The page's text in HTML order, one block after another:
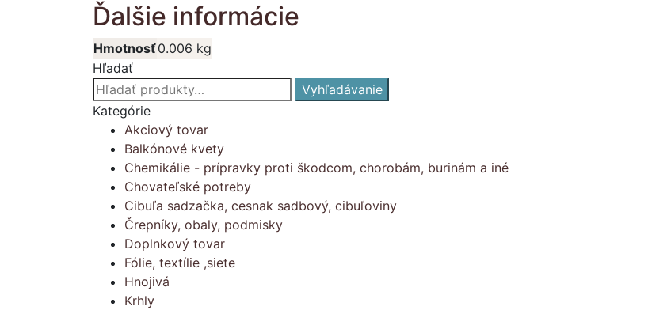
Ďalšie informácie
Hmotnosť0.006 kg
Hľadať
Hľadať:
Vyhľadávanie
Kategórie
Akciový tovar
Balkónové kvety
Chemikálie - prípravky proti škodcom, chorobám, burinám a iné
Chovateľské potreby
Cibuľa sadzačka, cesnak sadbový, cibuľoviny
Črepníky, obaly, podmisky
Doplnkový tovar
Fólie, textílie ,siete
Hnojivá
Krhly